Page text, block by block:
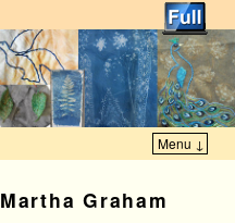
Menu ↓
Martha Graham